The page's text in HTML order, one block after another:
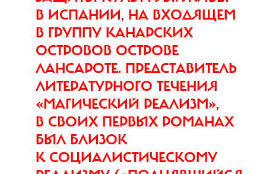
В ИСПАНИИ, НА ВХОДЯЩЕМ
В ГРУППУ КАНАРСКИХ
ОСТРОВОВ ОСТРОВЕ
ЛАНСАРОТЕ. ПРЕДСТАВИТЕЛЬ
ЛИТЕРАТУРНОГО ТЕЧЕНИЯ
«МАГИЧЕСКИЙ РЕАЛИЗМ»,
В СВОИХ ПЕРВЫХ РОМАНАХ
БЫЛ БЛИЗОК
К СОЦИАЛИСТИЧЕСКОМУ